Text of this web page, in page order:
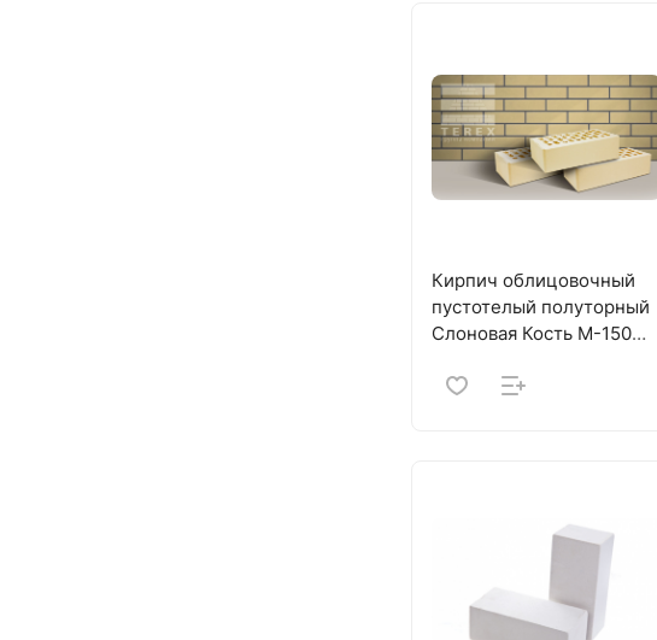
Кирпич облицовочный
пустотелый полуторный
Слоновая Кость M-150